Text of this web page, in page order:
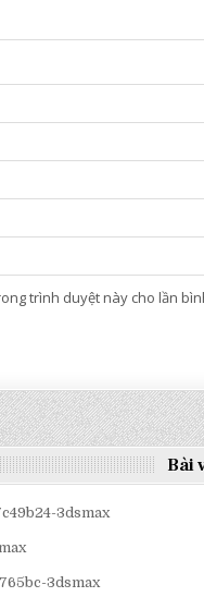
trình duyệt này cho lần
Bài
3dsmax
3dsmax